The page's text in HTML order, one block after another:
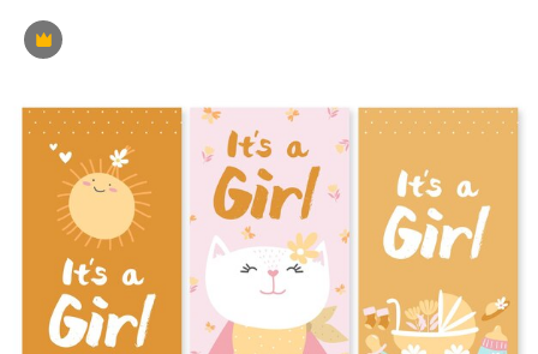
Премиум